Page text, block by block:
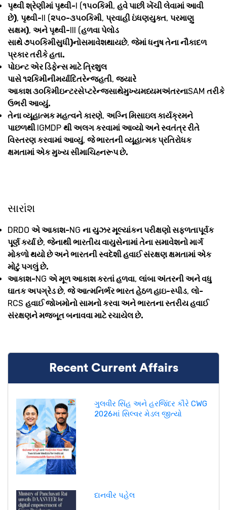
પૃથ્વી શ્રેણીમાં પૃથ્વી-I (૧૫૦કિમી, હવે પાછી ખેંચી લેવામાં આવી
છે), પૃથ્વી-II (૨૫૦-૩૫૦કિમી, પ્રવાહી ઇંધણયુક્ત, પરમાણુ
સક્ષમ), અને પૃથ્વી-III (હળવા પેલોડ
સાથે ૭૫૦કિમીસુધી)નોસમાવેશથાયછે, જેમાં ધનુષ તેના નૌકાદળ
પ્રકાર તરીકે હતા.
પોઇન્ટ એર ડિફેન્સ માટે ત્રિશુલ
પાસે ૧૨કિમીનીમર્યાદિતરેન્જહતી, જ્યારે
આકાશ ૩૦કિમીઇન્ટરસેપ્ટરેન્જસાથેમુખ્યમધ્યમઅંતરનાSAM તરીકે
ઉભરી આવ્યું.
તેના વ્યૂહાત્મક મહત્વને કારણે, અગ્નિ મિસાઇલ કાર્યક્રમને
પાછળથી IGMDP થી અલગ કરવામાં આવ્યો અને સ્વતંત્ર રીતે
વિસ્તરણ કરવામાં આવ્યું, જે ભારતની વ્યૂહાત્મક પ્રતિરોધક
ક્ષમતામાં એક મુખ્ય સીમાચિહ્નરૂપ છે.
સારાંશ
DRDO એ આકાશ-NG ના યુઝર મૂલ્યાંકન પરીક્ષણો સફળતાપૂર્વક
પૂર્ણ કર્યા છે, જેનાથી ભારતીય વાયુસેનામાં તેના સમાવેશનો માર્ગ
મોકળો થયો છે અને ભારતની સ્વદેશી હવાઈ સંરક્ષણ ક્ષમતામાં એક
મોટું પગલું છે.
આકાશ-NG એ મૂળ આકાશ કરતાં હળવા, લાંબા અંતરની અને વધુ
ઘાતક અપગ્રેડ છે, જે આત્મનિર્ભર ભારત હેઠળ હાઇ-સ્પીડ, લો-
RCS હવાઈ જોખમોનો સામનો કરવા અને ભારતના સ્તરીય હવાઈ
સંરક્ષણને મજબૂત બનાવવા માટે રચાયેલ છે.
Recent Current Affairs
ગુલવીર સિંહ અને હરજિંદર કૌરે CWG
2026માં સિલ્વર મેડલ જીત્યો
દાનવીર પહેલ